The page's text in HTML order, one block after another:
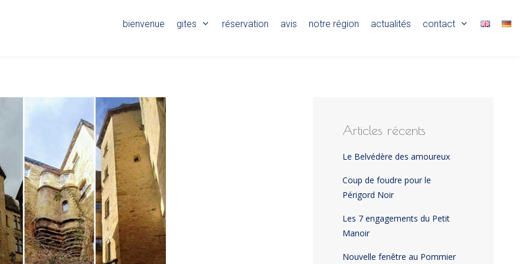
bienvenue gites réservation avis notre région actualités contact
Articles récents
Le Belvédère des amoureux
Coup de foudre pour le
Périgord Noir
Les 7 engagements du Petit
Manoir
Nouvelle fenêtre au Pommier